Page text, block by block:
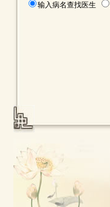
输入病名查找医生